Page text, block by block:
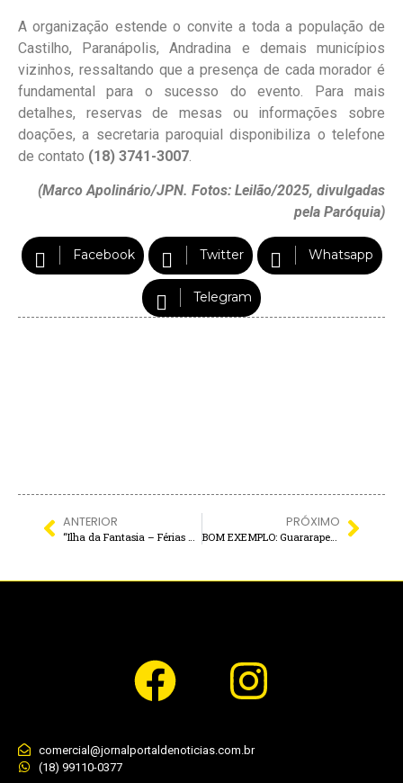
A organização estende o convite a toda a população de
Castilho, Paranápolis, Andradina e demais municípios
vizinhos, ressaltando que a presença de cada morador é
fundamental para o sucesso do evento. Para mais
detalhes, reservas de mesas ou informações sobre
doações, a secretaria paroquial disponibiliza o telefone
de contato (18) 3741-3007
(Marco Apolinário/JPN. Fotos: Leilão/2025, divulgadas
pela Paróquia)
Facebook Twitter Whatsapp
Telegram
ANTERIOR PRÓXIMO
BOM EXEMPLO: Guararapes abre canal digital para POPULAÇÃO definir prioridades do município
comercial@jornalportaldenoticias.com.br
(18) 99110-0377